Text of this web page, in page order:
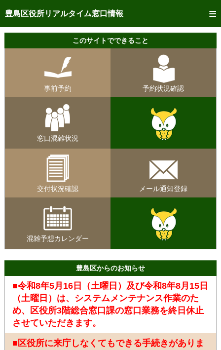
豊島区役所リアルタイム窓口情報
トップページへ
ご利用方法
予約状況確認
リアルタイム
混雑予想カレンダー
このサイトでできること
事前予約 予約状況確認
窓口混雑状況
交付状況確認 メール通知登録
混雑予想カレンダー
豊島区からのお知らせ
■令和8年5月16日（土曜日）及び令和8年8月15日
（土曜日）は、システムメンテナンス作業のた
め、区役所3階総合窓口課の窓口業務を終日休止
させていただきます。
■区役所に来庁しなくてもできる手続きがありま